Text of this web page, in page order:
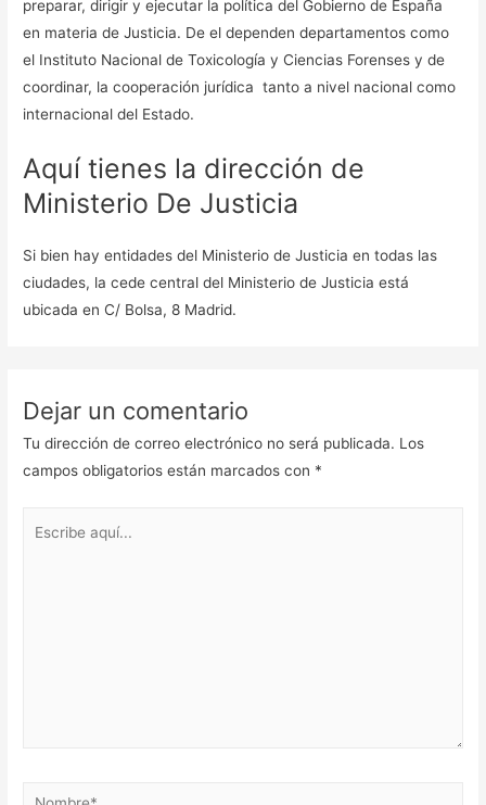
preparar, dirigir y ejecutar la política del Gobierno de España
en materia de Justicia. De el dependen departamentos como
el Instituto Nacional de Toxicología y Ciencias Forenses y de
coordinar, la cooperación jurídica tanto a nivel nacional como
internacional del Estado.
Aquí tienes la dirección de
Ministerio De Justicia
Si bien hay entidades del Ministerio de Justicia en todas las
ciudades, la cede central del Ministerio de Justicia está
ubicada en C/ Bolsa, 8 Madrid.
Dejar un comentario
Tu dirección de correo electrónico no será publicada. Los
campos obligatorios están marcados con *
Nombre*